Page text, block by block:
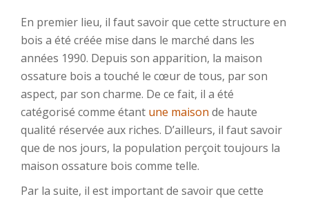
En premier lieu, il faut savoir que cette structure en
bois a été créée mise dans le marché dans les
années 1990. Depuis son apparition, la maison
ossature bois a touché le cœur de tous, par son
aspect, par son charme. De ce fait, il a été
catégorisé comme étant une maison de haute
qualité réservée aux riches. D’ailleurs, il faut savoir
que de nos jours, la population perçoit toujours la
maison ossature bois comme telle.
Par la suite, il est important de savoir que cette